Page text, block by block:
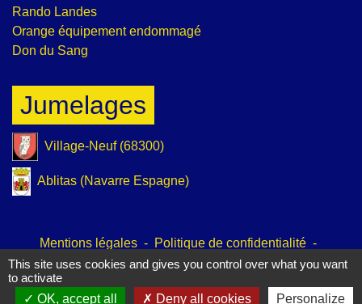
Rando Landes
Orange équipement endommagé
Don du Sang
Jumelages
Village-Neuf (68300)
Ablitas (Navarre Espagne)
Mentions légales - Politique de confidentialité -
Accessibilité - Plan du site - Gestion des cookies
This site uses cookies and gives you control over what you want
to activate
OK, accept all
Deny all cookies Personalize